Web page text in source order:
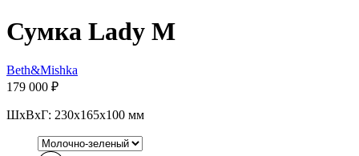
Сумка Lady M
Beth&Mishka
179 000 ₽
ШxВxГ: 230x165x100 мм